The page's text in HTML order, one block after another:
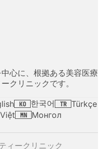
心に、根拠ある美容医療
クリニックです。
KO 한국어 TR Türkçe
MN Монгол
ィークリニック